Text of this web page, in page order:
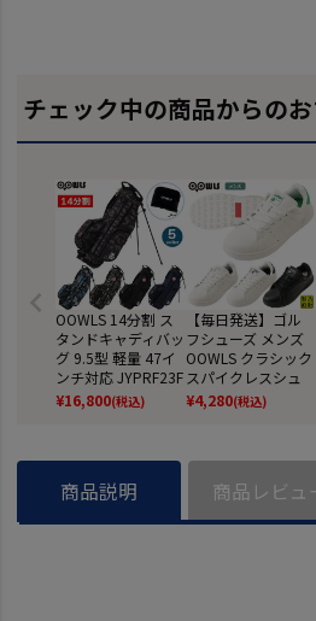
チェック中の商品からの
OOWLS 14分割 ス
タンドキャディバッ
グ 9.5型 軽量 47イ
ンチ対応 JYPRF23F
SB 【JYPER'Sオリ
ジナル商品】
¥16,800(税込)
【毎日発送】ゴル
フシューズ メンズ
OOWLS クラシック
スパイクレスシュ
ーズ JYPRF003 ス
パイクレスシューズ
f 防水 靴 グッズ お
スゴルフシューズ
¥4,280(税込)
商品説明 商品レビュ